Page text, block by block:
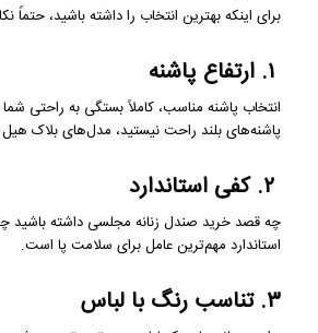
برای اینکه بهترین انتخاب را داشته باشید، حتماً
انتخاب پاشنه مناسب، کاملاً بستگی به راحتی شما
پاشنه‌های بلند راحت نیستید، مدل‌های بلاک هیل
چه قصد خرید صندل زنانه مجلسی داشته باشید
استاندارد مهم‌ترین عامل برای سلامت پا است.
۳. تناسب رنگ با لباس